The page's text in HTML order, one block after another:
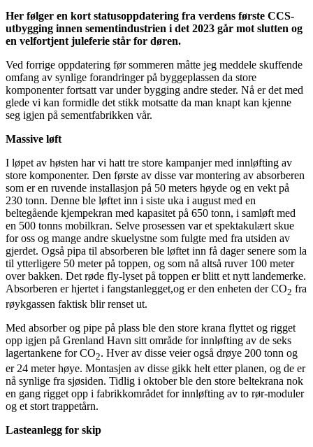
Her følger en kort statusoppdatering fra verdens første CCS-
utbygging innen sementindustrien i det 2023 går mot slutten og
en velfortjent juleferie står for døren.
Ved forrige oppdatering før sommeren måtte jeg meddele skuffende
omfang av synlige forandringer på byggeplassen da store
komponenter fortsatt var under bygging andre steder. Nå er det med
glede vi kan formidle det stikk motsatte da man knapt kan kjenne
seg igjen på sementfabrikken vår.
Massive løft
I løpet av høsten har vi hatt tre store kampanjer med innløfting av
store komponenter. Den første av disse var montering av absorberen
som er en ruvende installasjon på 50 meters høyde og en vekt på
230 tonn. Denne ble løftet inn i siste uka i august med en
beltegående kjempekran med kapasitet på 650 tonn, i samløft med
en 500 tonns mobilkran. Selve prosessen var et spektakulært skue
for oss og mange andre skuelystne som fulgte med fra utsiden av
gjerdet. Også pipa til absorberen ble løftet inn få dager senere som la
til ytterligere 50 meter på toppen, og som nå altså ruver 100 meter
over bakken. Det røde fly-lyset på toppen er blitt et nytt landemerke.
Absorberen er hjertet i fangstanlegget,og er den enheten der CO2 fra
røykgassen faktisk blir renset ut.
Med absorber og pipe på plass ble den store krana flyttet og rigget
opp igjen på Grenland Havn sitt område for innløfting av de seks
lagertankene for CO2. Hver av disse veier også drøye 200 tonn og
er 24 meter høye. Montasjen av disse gikk helt etter planen, og de er
nå synlige fra sjøsiden. Tidlig i oktober ble den store beltekrana nok
en gang rigget opp i fabrikkområdet for innløfting av to rør-moduler
og et stort trappetårn.
Lasteanlegg for skip